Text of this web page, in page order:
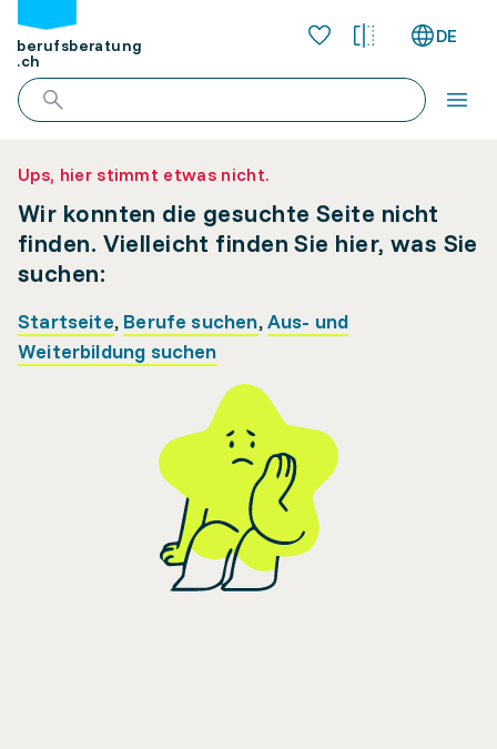
berufsberatung
.ch
DE
Ups, hier stimmt etwas nicht.
Wir konnten die gesuchte Seite nicht
finden. Vielleicht finden Sie hier, was Sie
suchen:
Startseite, Berufe suchen,Aus- und
Weiterbildung suchen